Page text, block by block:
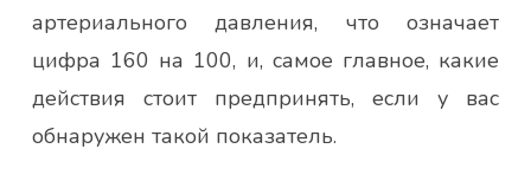
артериального давления, что означает
цифра 160 на 100, и, самое главное, какие
действия стоит предпринять, если у вас
обнаружен такой показатель.